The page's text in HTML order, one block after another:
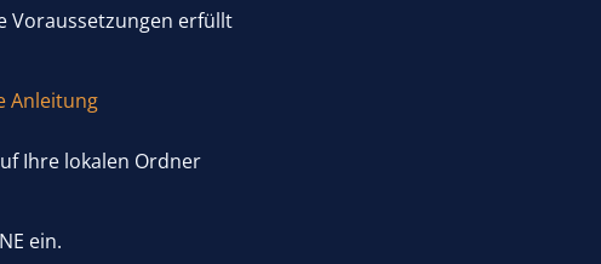
Voraussetzungen erfüllt
Anleitung
Ihre lokalen Ordner
ein.